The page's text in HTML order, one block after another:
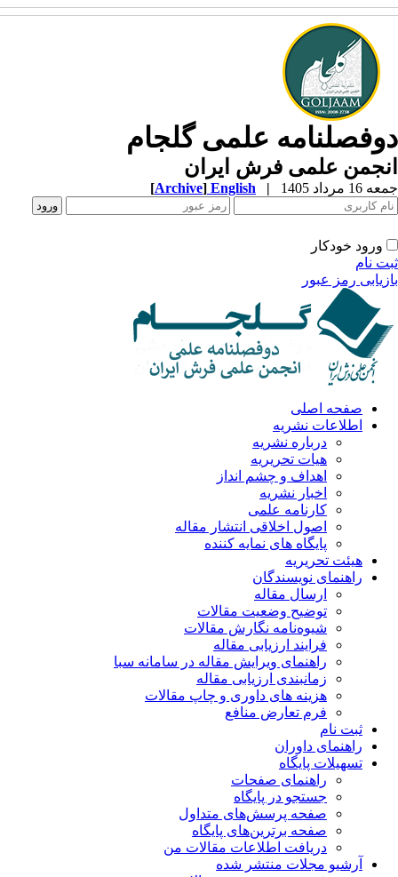
علمی گلجام
علمی فرش ایران
مرداد 1405 |
English
[Archive]
ورود خودکار
نام
رمز عبور
صفحه اصلی
اطلاعات نشریه
درباره نشریه
هیات تحریریه
اهداف و چشم انداز
اخبار نشریه
کارنامه علمی
اصول اخلاقی انتشار مقاله
پایگاه های نمایه کننده
هیئت تحریریه
راهنمای نویسندگان
ارسال مقاله
توضیح وضعیت مقالات
شیوه‌نامه نگارش مقالات
فرایند ارزیابی مقاله
راهنمای ویرایش مقاله در سامانه سبا
زمانبندی ارزیابی مقاله
هزینه های داوری و چاپ مقالات
فرم تعارض منافع
ثبت نام
راهنمای داوران
تسهیلات پایگاه
راهنمای صفحات
جستجو در پایگاه
صفحه پرسش‌های متداول
صفحه برترین‌های پایگاه
دریافت اطلاعات مقالات من
آرشیو مجلات منتشر شده